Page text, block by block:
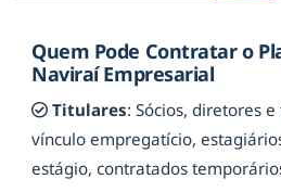
Quem Pode Contratar o
Naviraí Empresarial
Titulares: Sócios, diretores
vínculo empregatício,
estágio, contratados